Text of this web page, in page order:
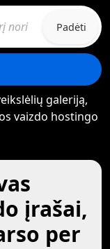
Padėti
galeriją,
vaizdo hostingo
įrašai,
per